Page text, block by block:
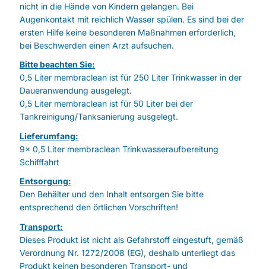
nicht in die Hände von Kindern gelangen. Bei
Augenkontakt mit reichlich Wasser spülen. Es sind bei der
ersten Hilfe keine besonderen Maßnahmen erforderlich,
bei Beschwerden einen Arzt aufsuchen.
Bitte beachten Sie:
0,5 Liter membraclean ist für 250 Liter Trinkwasser in der
Daueranwendung ausgelegt.
0,5 Liter membraclean ist für 50 Liter bei der
Tankreinigung/Tanksanierung ausgelegt.
Lieferumfang:
9x 0,5 Liter membraclean Trinkwasseraufbereitung
Schifffahrt
Entsorgung:
Den Behälter und den Inhalt entsorgen Sie bitte
entsprechend den örtlichen Vorschriften!
Transport:
Dieses Produkt ist nicht als Gefahrstoff eingestuft, gemäß
Verordnung Nr. 1272/2008 (EG), deshalb unterliegt das
Produkt keinen besonderen Transport- und